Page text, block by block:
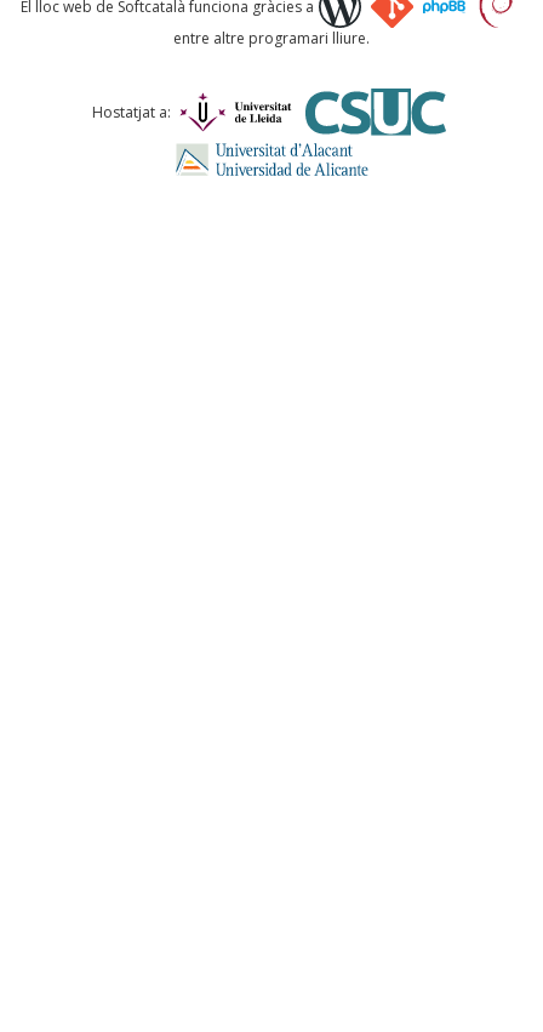
Comentari *
El lloc web de Softcatalà funciona gràcies a
entre altre programari lliure.
Hostatjat a: